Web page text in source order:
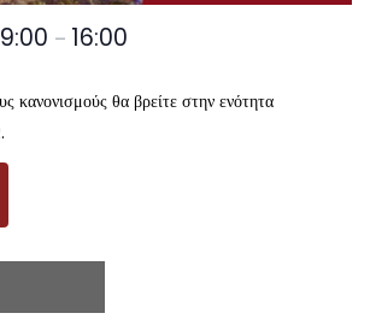
– 16:00
κανονισμούς θα βρείτε στην ενότητα